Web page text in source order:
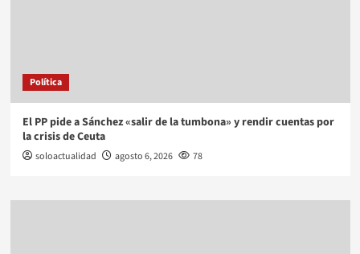
Política
El PP pide a Sánchez «salir de la tumbona» y rendir cuentas por
la crisis de Ceuta
soloactualidad agosto 6, 2026 78